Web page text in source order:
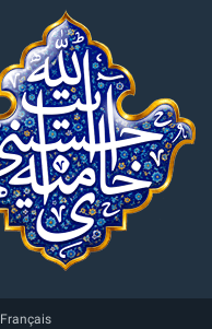
Français